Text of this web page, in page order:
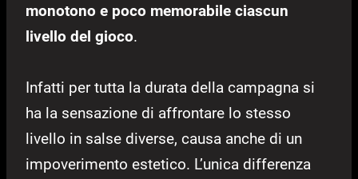
monotono e poco memorabile ciascun
livello del gioco.
Infatti per tutta la durata della campagna si
ha la sensazione di affrontare lo stesso
livello in salse diverse, causa anche di un
impoverimento estetico. L’unica differenza